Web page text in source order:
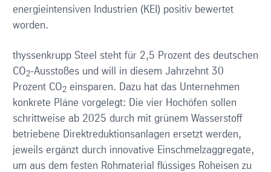
energieintensiven Industrien (KEI) positiv bewertet
worden.
thyssenkrupp Steel steht für 2,5 Prozent des deutschen
CO2-Ausstoßes und will in diesem Jahrzehnt 30
Prozent CO2einsparen. Dazu hat das Unternehmen
konkrete Pläne vorgelegt: Die vier Hochöfen sollen
schrittweise ab 2025 durch mit grünem Wasserstoff
betriebene Direktreduktionsanlagen ersetzt werden,
jeweils ergänzt durch innovative Einschmelzaggregate,
um aus dem festen Rohmaterial flüssiges Roheisen zu